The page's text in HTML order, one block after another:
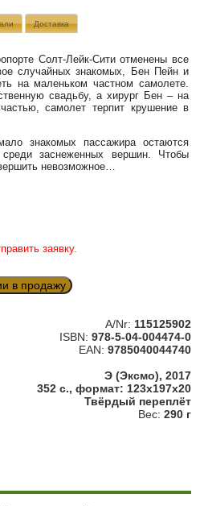
Доставка
Солт-Лейк-Сити отменены все
случайных знакомых, Бен Пейн и
на маленьком частном самолете.
свадьбу, а хирург Бен – на
самолет терпит крушение в
знакомых пассажира остаются
заснеженных вершин. Чтобы
невозможное…
заявку.
в продажу
A/Nr: 115125902
ISBN: 978-5-04-004474-0
EAN: 9785040044740
Э (Эксмо), 2017
352 с., формат: 123x197x20
Твёрдый переплёт
Вес: 290 г